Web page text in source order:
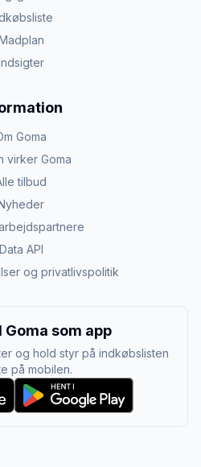
Goma
virker Goma
tilbud
Data API
og privatlivspolitik
Goma som app
og hold styr på indkøbslisten
på mobilen.